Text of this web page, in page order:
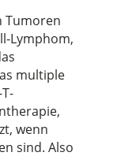
Tumoren
Lymphom,
multiple
wenn
sind. Also